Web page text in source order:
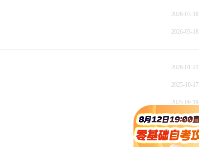
2026-03-18
2026-03-18
2026-01-21
2025-10-17
2025-09-19
2025-09-19
2025-04-01